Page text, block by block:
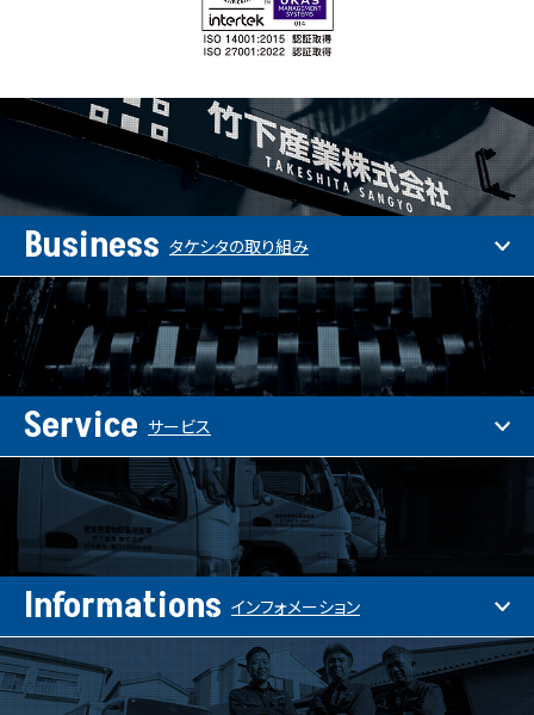
Business タケシタの取り組み
Service サービス
Informations インフォメーション